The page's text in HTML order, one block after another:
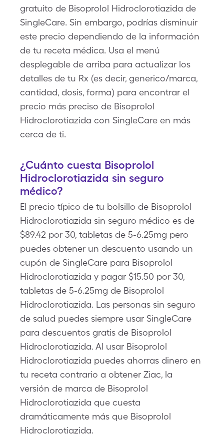
gratuito de Bisoprolol Hidroclorotiazida de
SingleCare. Sin embargo, podrías disminuir
este precio dependiendo de la información
de tu receta médica. Usa el menú
desplegable de arriba para actualizar los
detalles de tu Rx (es decir, generico/marca,
cantidad, dosis, forma) para encontrar el
precio más preciso de Bisoprolol
Hidroclorotiazida con SingleCare en más
cerca de ti.
¿Cuánto cuesta Bisoprolol
Hidroclorotiazida sin seguro
médico?
El precio típico de tu bolsillo de Bisoprolol
Hidroclorotiazida sin seguro médico es de
$89.42 por 30, tabletas de 5-6.25mg pero
puedes obtener un descuento usando un
cupón de SingleCare para Bisoprolol
Hidroclorotiazida y pagar $15.50 por 30,
tabletas de 5-6.25mg de Bisoprolol
Hidroclorotiazida. Las personas sin seguro
de salud puedes siempre usar SingleCare
para descuentos gratis de Bisoprolol
Hidroclorotiazida. Al usar Bisoprolol
Hidroclorotiazida puedes ahorras dinero en
tu receta contrario a obtener Ziac, la
versión de marca de Bisoprolol
Hidroclorotiazida que cuesta
dramáticamente más que Bisoprolol
Hidroclorotiazida.